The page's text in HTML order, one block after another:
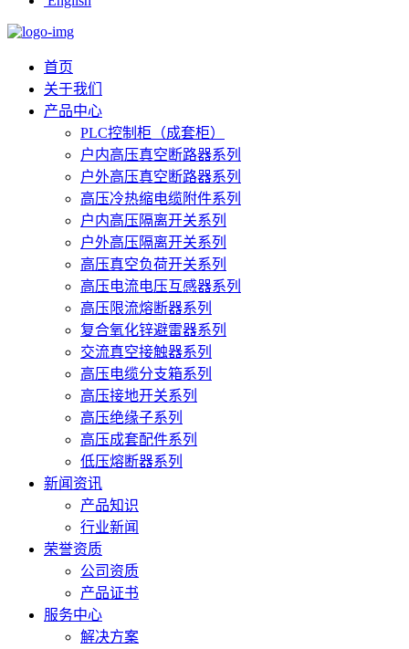
首页
关于我们
产品中心
PLC控制柜（成套柜）
户内高压真空断路器系列
户外高压真空断路器系列
高压冷热缩电缆附件系列
户内高压隔离开关系列
户外高压隔离开关系列
高压真空负荷开关系列
高压电流电压互感器系列
高压限流熔断器系列
复合氧化锌避雷器系列
交流真空接触器系列
高压电缆分支箱系列
高压接地开关系列
高压绝缘子系列
高压成套配件系列
低压熔断器系列
新闻资讯
产品知识
行业新闻
荣誉资质
公司资质
产品证书
服务中心
解决方案